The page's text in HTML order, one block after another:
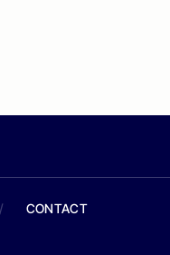
/ CONTACT